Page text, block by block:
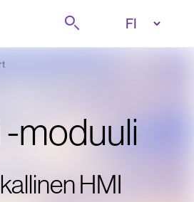
Etsi
moduuli
HMI